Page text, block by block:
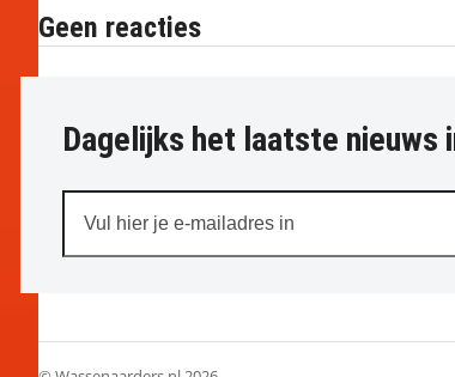
Geen reacties
Dagelijks het laatste nieuws
hier
je
in